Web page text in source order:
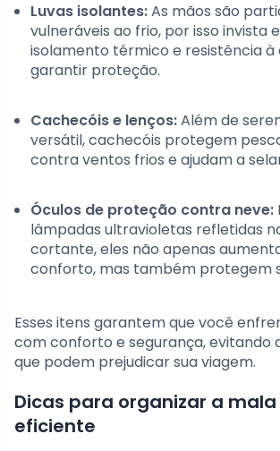
Luvas isolantes:As mãos são
vulneráveis ao frio, por isso invista
isolamento térmico e resistência à
garantir proteção.
Cachecóis e lenços:Além de
versátil, cachecóis protegem
contra ventos frios e ajudam a
Óculos de proteção contra neve:
lâmpadas ultravioletas refletidas
cortante, eles não apenas
conforto, mas também protegem
Esses itens garantem que você
com conforto e segurança, evitando
que podem prejudicar sua viagem.
Dicas para organizar a
eficiente